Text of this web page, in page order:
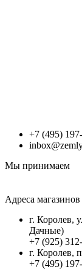
+7 (495)
Мы принимаем
Адреса магазинов
г. Королев,
Дачные)
+7 (925)
г. Королев,
+7 (495)